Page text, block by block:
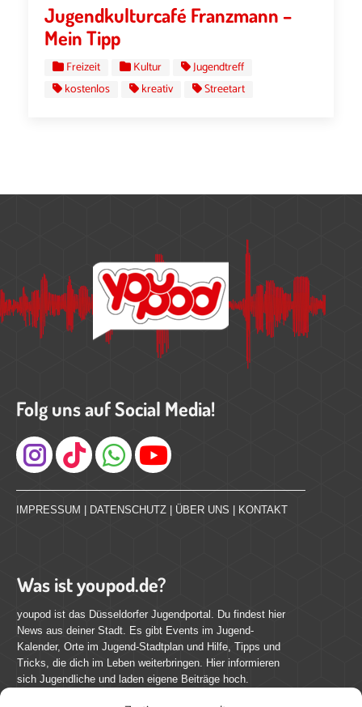
Jugendkulturcafé Franzmann –
Mein Tipp
Freizeit Kultur
Jugendtreff
kostenlos
kreativ Streetart
Folg uns auf Social Media!
Instagram
IMPRESSUM DATENSCHUTZ ÜBER UNS KONTAKT
Was ist youpod.de?
youpod ist das Düsseldorfer Jugendportal. Du findest hier
News aus deiner Stadt. Es gibt Events im Jugend-
Kalender, Orte im Jugend-Stadtplan und Hilfe, Tipps und
Tricks, die dich im Leben weiterbringen. Hier informieren
sich Jugendliche und laden eigene Beiträge hoch.